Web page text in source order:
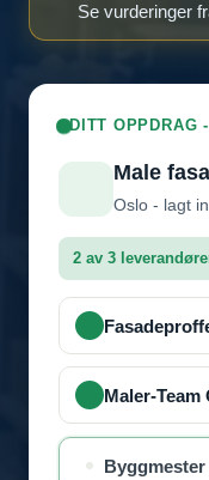
Se vurderinger
DITT OPPDRAG
Male
Oslo - lagt
2 av 3
Maler-Team
Byggmester